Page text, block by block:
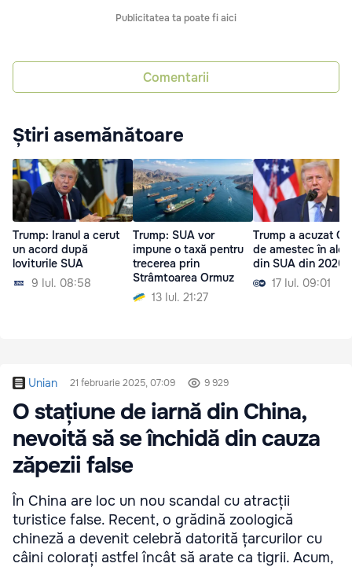
Publicitatea ta poate fi aici
Comentarii
Știri asemănătoare
Trump: Iranul a cerut
un acord după
loviturile SUA
9 Iul. 08:58
Trump: SUA vor
impune o taxă pentru
trecerea prin
Strâmtoarea Ormuz
13 Iul. 21:27
Trump a acuzat
de amestec în
din SUA din 2020
17 Iul. 09:01
Unian 21 februarie 2025, 07:09 9 929
O stațiune de iarnă din China,
nevoită să se închidă din cauza
zăpezii false
În China are loc un nou scandal cu atracții
turistice false. Recent, o grădină zoologică
chineză a devenit celebră datorită țarcurilor cu
câini colorați astfel încât să arate ca tigrii. Acum,